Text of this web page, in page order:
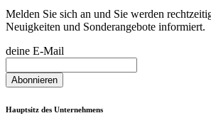
Melden Sie sich an und Sie werden
Neuigkeiten und Sonderangebote informiert.
deine E-Mail
Hauptsitz des Unternehmens